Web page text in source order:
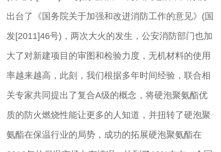
出台了《国务院关于加强和改进消防工作的意见》(国
发[2011]46号)，两次大火的发生，公安消防部门也加
大了对新建项目的审图和检验力度，无机材料的使用
率越来越高，此刻，我们根据多年时间经验，联合相
关专家共同提出了复合A级的概念，将硬泡聚氨酯优
质的防火燃烧性能让更多的人知道，并扭转了硬泡聚
氨酯在保温行业的局势，成功的拓展硬泡聚氨酯在